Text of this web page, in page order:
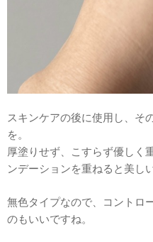
スキンケアの後に使用し、そ
を。
厚塗りせず、こすらず優しく
ンデーションを重ねると美し
無色タイプなので、コントロ
のもいいですね。